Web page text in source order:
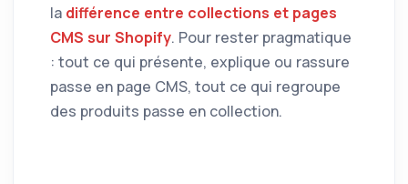
la différence entre collections et pages
CMS sur Shopify. Pour rester pragmatique
: tout ce qui présente, explique ou rassure
passe en page CMS, tout ce qui regroupe
des produits passe en collection.